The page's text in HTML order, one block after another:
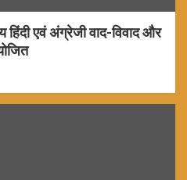
एवं अंग्रेजी वाद-विवाद और